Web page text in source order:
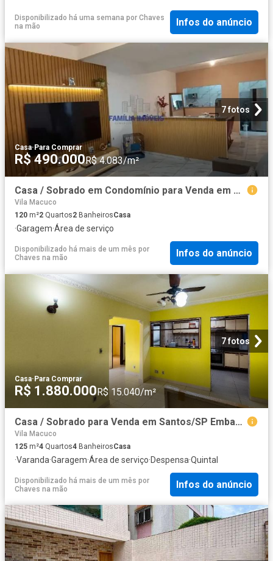
Disponibilizado há uma semana por Chaves
na mão
Infos do anúncio
7 fotos
Casa· Para Comprar
R$ 490.000R$ 4.083/m²
Casa / Sobrado em Condomínio para Venda em Santos/SP Macuco 2 Quartos
Vila Macuco
120 m²2 Quartos2 BanheirosCasa
·Garagem·Área de serviço
Disponibilizado há mais de um mês por
Chaves na mão
Infos do anúncio
7 fotos
Casa·Para Comprar
R$ 1.880.000R$ 15.040/m²
Casa / Sobrado para Venda em Santos/SP Embaré 4 Quartos
Vila Macuco
125 m²4 Quartos4 BanheirosCasa
·Varanda·Garagem·Área de serviço·Despensa·Quintal
Disponibilizado há mais de um mês por
Chaves na mão
Infos do anúncio